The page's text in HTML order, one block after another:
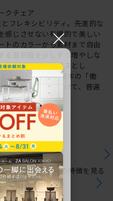
クチェア
フレキシビリティ。先進的な
感じさせない有機的で美しい
トのカラーから素材まで自由
る選択肢を少しずつ増やしな
投影するキャンバスとし
してきました。日本の「働
私たちは未来に向けて、普遍
シリーズの特徴を見る
×